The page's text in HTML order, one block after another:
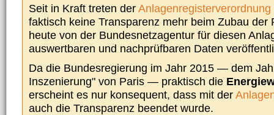
Seit in Kraft treten derAnlagenregisterverordnung
faktisch keine Transparenz mehr beim Zubau der
heute von der Bundesnetzagentur für diesen
auswertbaren und nachprüfbaren Daten
Da die Bundesregierung im Jahr 2015 — dem
Inszenierung" von Paris — praktisch die
erscheint es nur konsequent, dass mit der
auch die Transparenz beendet wurde.